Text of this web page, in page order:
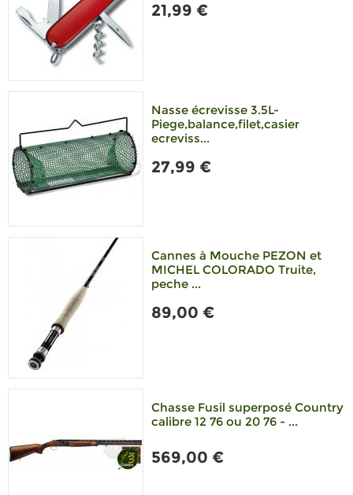
21,99 €
Nasse écrevisse 3.5L-
Piege,balance,filet,casier
ecreviss...
27,99 €
Cannes à Mouche PEZON et
MICHEL COLORADO Truite,
peche ...
89,00 €
Chasse Fusil superposé Country
calibre 12 76 ou 20 76 - ...
569,00 €